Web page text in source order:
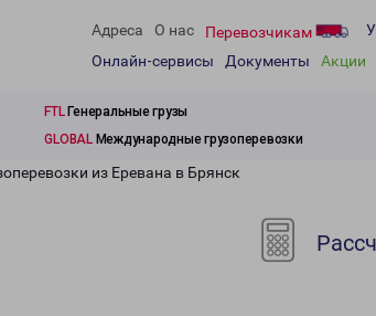
Адреса О нас Перевозчикам
Онлайн-сервисы
Документы Акции
FTLГенеральные грузы
GLOBALМеждународные грузоперевозки
из Еревана в Брянск